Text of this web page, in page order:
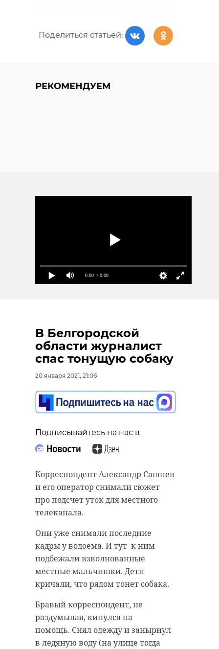
Поделиться статьей:
РЕКОМЕНДУЕМ
0:00 / 0:00
В Белгородской
области журналист
спас тонущую собаку
20 января 2021, 21:06
Подписывайтесь на нас в
Корреспондент Александр Сашнев
и его оператор снимали сюжет
про подсчет уток для местного
телеканала.
Они уже снимали последние
кадры у водоема. И тут к ним
подбежали взволнованные
местные мальчишки. Дети
кричали, что рядом тонет собака.
Бравый корреспондент, не
раздумывая, кинулся на
помощь. Снял одежду и занырнул
в ледяную воду (на улице тогда